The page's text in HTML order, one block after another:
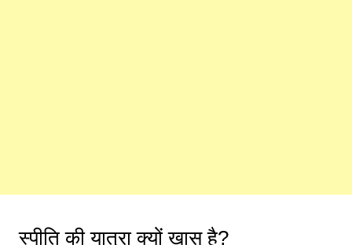
स्पीति की यात्रा क्यों खास है?